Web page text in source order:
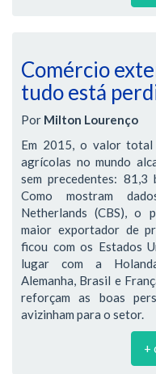
Comércio
tudo está
Por Milton Lourenço
Em 2015, o valor total
agrícolas no mundo
sem precedentes: 81,3
Como mostram
Netherlands (CBS), o
maior exportador de
ficou com os Estados
lugar com a
Alemanha, Brasil e
reforçam as boas
avizinham para o setor.
+